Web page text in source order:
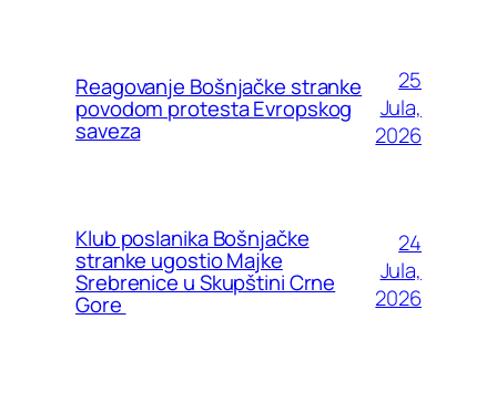
Reagovanje Bošnjačke stranke
povodom protesta Evropskog
saveza
25
Jula,
2026
Klub poslanika Bošnjačke
stranke ugostio Majke
Srebrenice u Skupštini Crne
Gore
24
Jula,
2026